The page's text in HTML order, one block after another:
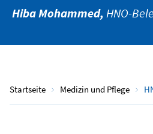
Hiba Mohammed, HNO-
Startseite Medizin und Pflege